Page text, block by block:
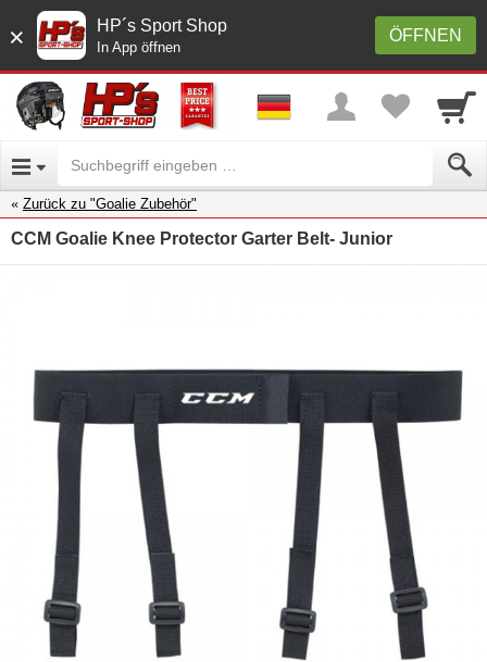
× ÖFFNEN
HP´s Sport Shop
In App öffnen
Zurück zu "Goalie Zubehör"
CCM Goalie Knee Protector Garter Belt- Junior